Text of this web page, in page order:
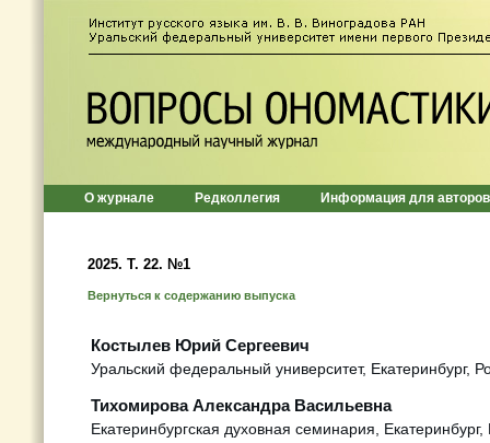
О журнале Редколлегия Информация для авторов
2025. Т. 22. №1
Вернуться к содержанию выпуска
Костылев Юрий Сергеевич
Уральский федеральный университет, Екатеринбург,
Тихомирова Александра Васильевна
Екатеринбургская духовная семинария, Екатеринбург,